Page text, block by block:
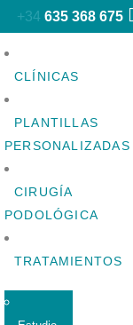
+34 635 368 675
CLÍNICAS
PLANTILLAS
PERSONALIZADAS
CIRUGÍA
PODOLÓGICA
TRATAMIENTOS